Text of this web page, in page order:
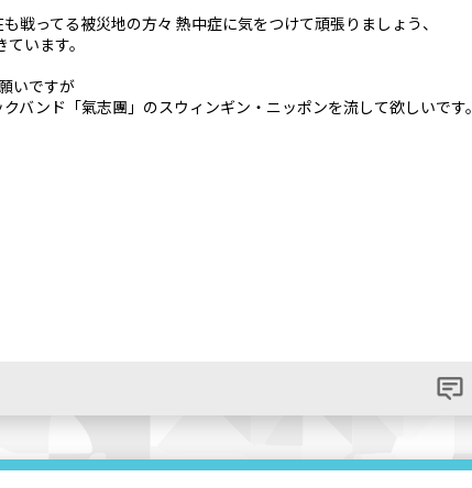
戦ってる被災地の方々 熱中症に気をつけて頑張りましょう、
います。
いですが
バンド「氣志團」のスウィンギン・ニッポンを流して欲しいです。